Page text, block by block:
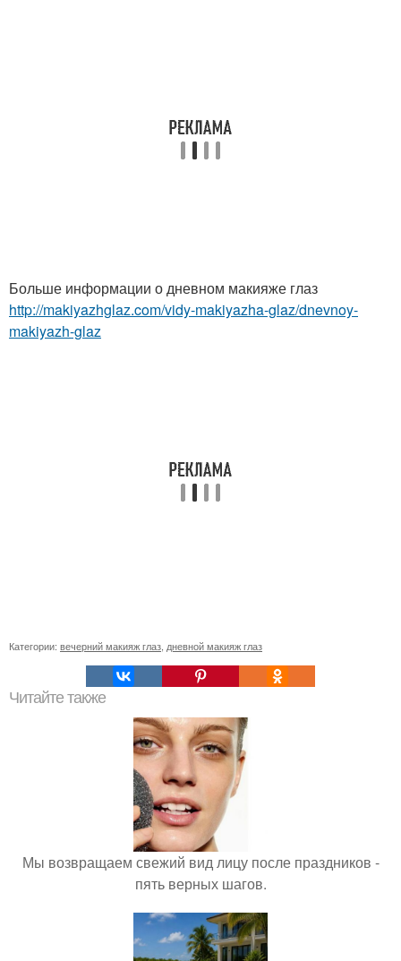
Больше информации о дневном макияже глаз
http://makiyazhglaz.com/vidy-makiyazha-glaz/dnevnoy-
makiyazh-glaz
Категории: вечерний макияж глаз дневной макияж глаз
Читайте также
Мы возвращаем свежий вид лицу после праздников -
пять верных шагов.